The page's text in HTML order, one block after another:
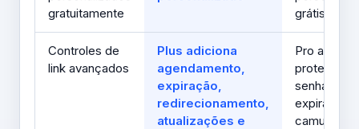
gratuitamente
grátis
Controles de
link avançados
Plus adiciona
agendamento,
expiração,
redirecionamento,
atualizações e
Pro
proteção
senha,
expiração e